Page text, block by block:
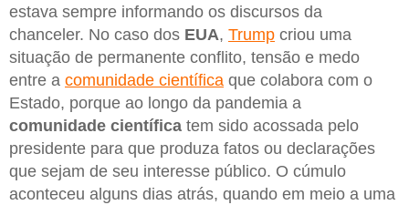
estava sempre informando os discursos da
chanceler. No caso dos EUA, Trump criou uma
situação de permanente conflito, tensão e medo
entre a comunidade científica que colabora com o
Estado, porque ao longo da pandemia a
comunidade científica tem sido acossada pelo
presidente para que produza fatos ou declarações
que sejam de seu interesse público. O cúmulo
aconteceu alguns dias atrás, quando em meio a uma